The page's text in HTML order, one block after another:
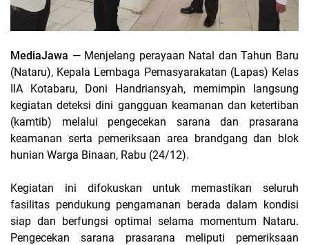
MediaJawa — Menjelang perayaan Natal dan Tahun Baru
(Nataru), Kepala Lembaga Pemasyarakatan (Lapas) Kelas
IIA Kotabaru, Doni Handriansyah, memimpin langsung
kegiatan deteksi dini gangguan keamanan dan ketertiban
(kamtib) melalui pengecekan sarana dan prasarana
keamanan serta pemeriksaan area brandgang dan blok
hunian Warga Binaan, Rabu (24/12).
Kegiatan ini difokuskan untuk memastikan seluruh
fasilitas pendukung pengamanan berada dalam kondisi
siap dan berfungsi optimal selama momentum Nataru.
Pengecekan sarana prasarana meliputi pemeriksaan